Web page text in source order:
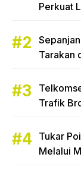
Perkuat
Tarakan
Trafik
Tukar
Melalui